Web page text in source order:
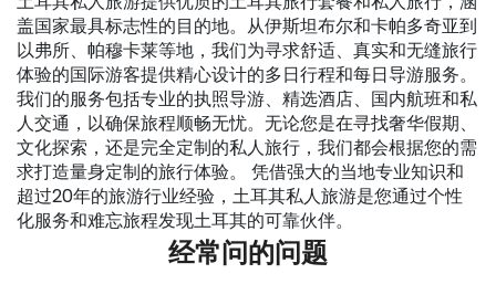
盖国家最具标志性的目的地。从伊斯坦布尔和卡帕多奇亚到
以弗所、帕穆卡莱等地，我们为寻求舒适、真实和无缝旅行
体验的国际游客提供精心设计的多日行程和每日导游服务。
我们的服务包括专业的执照导游、精选酒店、国内航班和私
人交通，以确保旅程顺畅无忧。无论您是在寻找奢华假期、
文化探索，还是完全定制的私人旅行，我们都会根据您的需
求打造量身定制的旅行体验。 凭借强大的当地专业知识和
超过20年的旅游行业经验，土耳其私人旅游是您通过个性
化服务和难忘旅程发现土耳其的可靠伙伴。
经常问的问题